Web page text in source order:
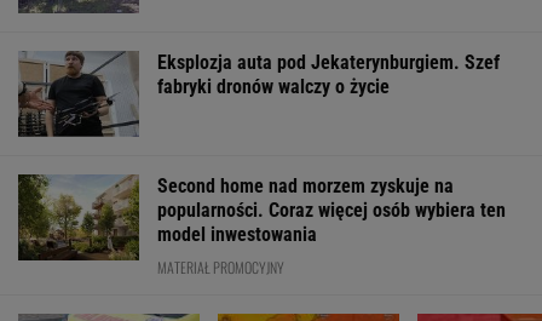
Eksplozja auta pod Jekaterynburgiem. Szef
fabryki dronów walczy o życie
Second home nad morzem zyskuje na
popularności. Coraz więcej osób wybiera ten
model inwestowania
MATERIAŁ PROMOCYJNY